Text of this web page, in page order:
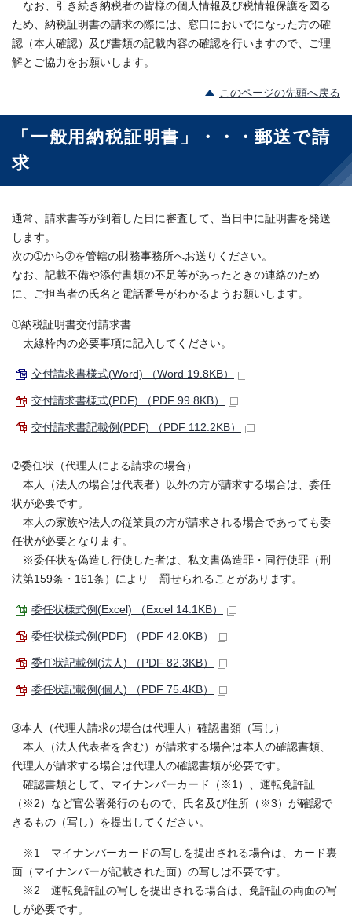
なお、引き続き納税者の皆様の個人情報及び税情報保護を図る
ため、納税証明書の請求の際には、窓口においでになった方の確
認（本人確認）及び書類の記載内容の確認を行いますので、ご理
解とご協力をお願いします。
このページの先頭へ戻る
「一般用納税証明書」・・・郵送で請
求
通常、請求書等が到着した日に審査して、当日中に証明書を発送
します。
次の➀から➆を管轄の財務事務所へお送りください。
なお、記載不備や添付書類の不足等があったときの連絡のため
に、ご担当者の氏名と電話番号がわかるようお願いします。
➀納税証明書交付請求書
太線枠内の必要事項に記入してください。
交付請求書様式(Word) （Word 19.8KB）
交付請求書様式(PDF) （PDF 99.8KB）
交付請求書記載例(PDF) （PDF 112.2KB）
➁委任状（代理人による請求の場合）
本人（法人の場合は代表者）以外の方が請求する場合は、委任
状が必要です。
本人の家族や法人の従業員の方が請求される場合であっても委
任状が必要となります。
※委任状を偽造し行使した者は、私文書偽造罪・同行使罪（刑
法第159条・161条）により 罰せられることがあります。
委任状様式例(Excel) （Excel 14.1KB）
委任状様式例(PDF) （PDF 42.0KB）
委任状記載例(法人) （PDF 82.3KB）
委任状記載例(個人) （PDF 75.4KB）
➂本人（代理人請求の場合は代理人）確認書類（写し）
本人（法人代表者を含む）が請求する場合は本人の確認書類、
代理人が請求する場合は代理人の確認書類が必要です。
確認書類として、マイナンバーカード（※1）、運転免許証
（※2）など官公署発行のもので、氏名及び住所（※3）が確認で
きるもの（写し）を提出してください。
※1 マイナンバーカードの写しを提出される場合は、カード裏
面（マイナンバーが記載された面）の写しは不要です。
※2 運転免許証の写しを提出される場合は、免許証の両面の写
しが必要です。